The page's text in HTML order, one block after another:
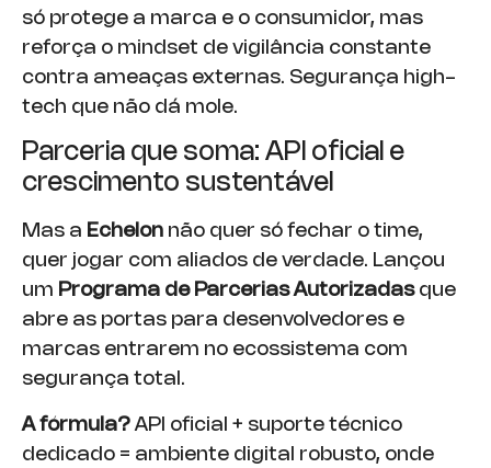
só protege a marca e o consumidor, mas
reforça o mindset de vigilância constante
contra ameaças externas. Segurança high-
tech que não dá mole.
Parceria que soma: API oficial e
crescimento sustentável
Mas a Echelon não quer só fechar o time,
quer jogar com aliados de verdade. Lançou
um Programa de Parcerias Autorizadasque
abre as portas para desenvolvedores e
marcas entrarem no ecossistema com
segurança total.
A fórmula? API oficial + suporte técnico
dedicado = ambiente digital robusto, onde